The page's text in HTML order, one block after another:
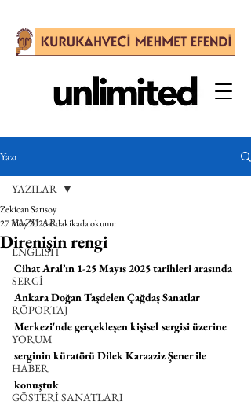
Yazı
YAZILAR
ENGLISH
SERGİ
RÖPORTAJ
YORUM
HABER
GÖSTERİ SANATLARI
YAZILAR
Direnişin rengi
Zekican Sarısoy
27 May 20256 dakikada okunur
Cihat Aral’ın 1-25 Mayıs 2025 tarihleri arasında
Ankara Doğan Taşdelen Çağdaş Sanatlar
Merkezi'nde gerçekleşen kişisel sergisi üzerine
serginin küratörü Dilek Karaaziz Şener ile
konuştuk